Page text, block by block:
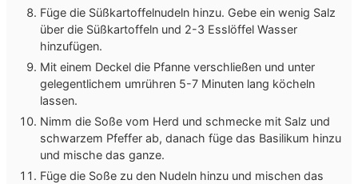
Füge die Süßkartoffelnudeln hinzu. Gebe ein wenig Salz
über die Süßkartoffeln und 2-3 Esslöffel Wasser
hinzufügen.
Mit einem Deckel die Pfanne verschließen und unter
gelegentlichem umrühren 5-7 Minuten lang köcheln
lassen.
Nimm die Soße vom Herd und schmecke mit Salz und
schwarzem Pfeffer ab, danach füge das Basilikum hinzu
und mische das ganze.
Füge die Soße zu den Nudeln hinzu und mischen das